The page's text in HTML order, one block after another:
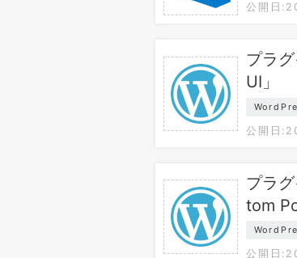
公開日
プラ
UI」
公開日
プラ
tom
公開日